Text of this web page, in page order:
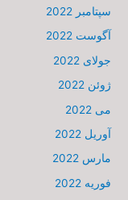
سپتامبر 2022
آگوست 2022
جولای 2022
ژوئن 2022
می 2022
آوریل 2022
مارس 2022
فوریه 2022